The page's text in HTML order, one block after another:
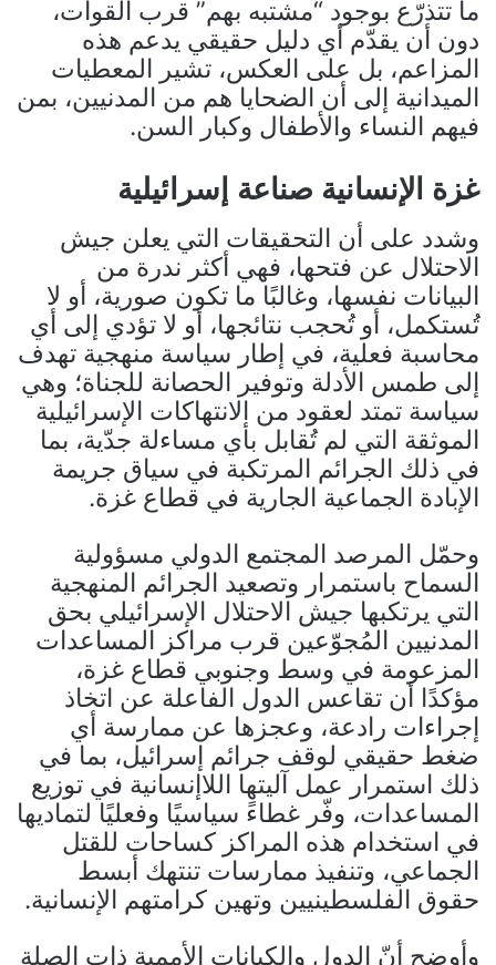
ما تتذرّع بوجود “مشتبه بهم” قرب القوات،
دون أن يقدّم أي دليل حقيقي يدعم هذه
المزاعم، بل على العكس، تشير المعطيات
الميدانية إلى أن الضحايا هم من المدنيين، بمن
فيهم النساء والأطفال وكبار السن.
غزة الإنسانية صناعة إسرائيلية
وشدد على أن التحقيقات التي يعلن جيش
الاحتلال عن فتحها، فهي أكثر ندرة من
البيانات نفسها، وغالبًا ما تكون صورية، أو لا
تُستكمل، أو تُحجب نتائجها، أو لا تؤدي إلى أي
محاسبة فعلية، في إطار سياسة منهجية تهدف
إلى طمس الأدلة وتوفير الحصانة للجناة؛ وهي
سياسة تمتد لعقود من الانتهاكات الإسرائيلية
الموثقة التي لم تُقابل بأي مساءلة جدّية، بما
في ذلك الجرائم المرتكبة في سياق جريمة
الإبادة الجماعية الجارية في قطاع غزة.
وحمّل المرصد المجتمع الدولي مسؤولية
السماح باستمرار وتصعيد الجرائم المنهجية
التي يرتكبها جيش الاحتلال الإسرائيلي بحق
المدنيين المُجوّعين قرب مراكز المساعدات
المزعومة في وسط وجنوبي قطاع غزة،
مؤكدًا أن تقاعس الدول الفاعلة عن اتخاذ
إجراءات رادعة، وعجزها عن ممارسة أي
ضغط حقيقي لوقف جرائم إسرائيل، بما في
ذلك استمرار عمل آليتها اللاإنسانية في توزيع
المساعدات، وفّر غطاءً سياسيًا وفعليًا لتماديها
في استخدام هذه المراكز كساحات للقتل
الجماعي، وتنفيذ ممارسات تنتهك أبسط
حقوق الفلسطينيين وتهين كرامتهم الإنسانية.
وأوضح أنّ الدول والكيانات الأممية ذات الصلة